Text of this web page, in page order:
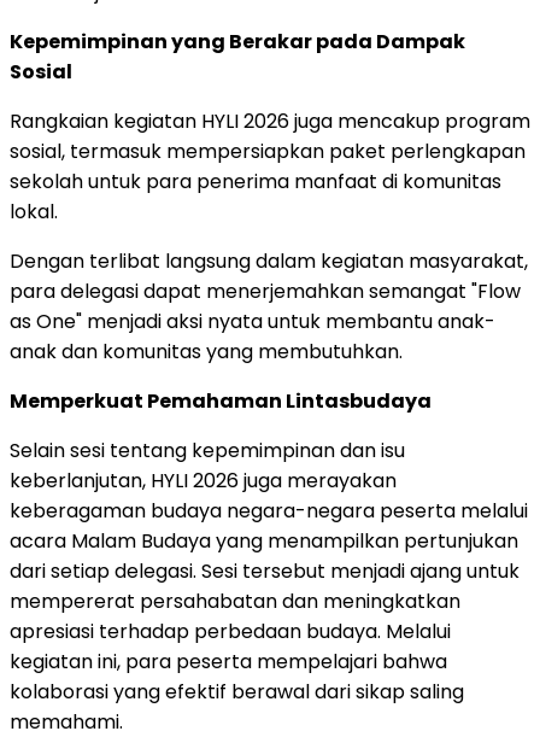
Kepemimpinan yang Berakar pada Dampak
Sosial
Rangkaian kegiatan HYLI 2026 juga mencakup program
sosial, termasuk mempersiapkan paket perlengkapan
sekolah untuk para penerima manfaat di komunitas
lokal.
Dengan terlibat langsung dalam kegiatan masyarakat,
para delegasi dapat menerjemahkan semangat "Flow
as One" menjadi aksi nyata untuk membantu anak-
anak dan komunitas yang membutuhkan.
Memperkuat Pemahaman Lintasbudaya
Selain sesi tentang kepemimpinan dan isu
keberlanjutan, HYLI 2026 juga merayakan
keberagaman budaya negara-negara peserta melalui
acara Malam Budaya yang menampilkan pertunjukan
dari setiap delegasi. Sesi tersebut menjadi ajang untuk
mempererat persahabatan dan meningkatkan
apresiasi terhadap perbedaan budaya. Melalui
kegiatan ini, para peserta mempelajari bahwa
kolaborasi yang efektif berawal dari sikap saling
memahami.